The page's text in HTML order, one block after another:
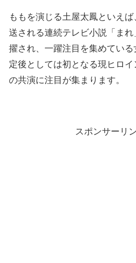
ももを演じる土屋太鳳といえ
送される連続テレビ小説「ま
擢され、一躍注目を集めてい
定後としては初となる現ヒロイ
の共演に注目が集まります。
スポンサーリ